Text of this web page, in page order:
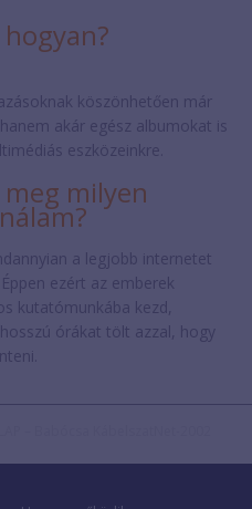
köszönhetően már
akár egész albumokat is
eszközeinkre.
milyen
a legjobb internetet
ezért az emberek
kutatómunkába kezd,
órákat tölt azzal, hogy